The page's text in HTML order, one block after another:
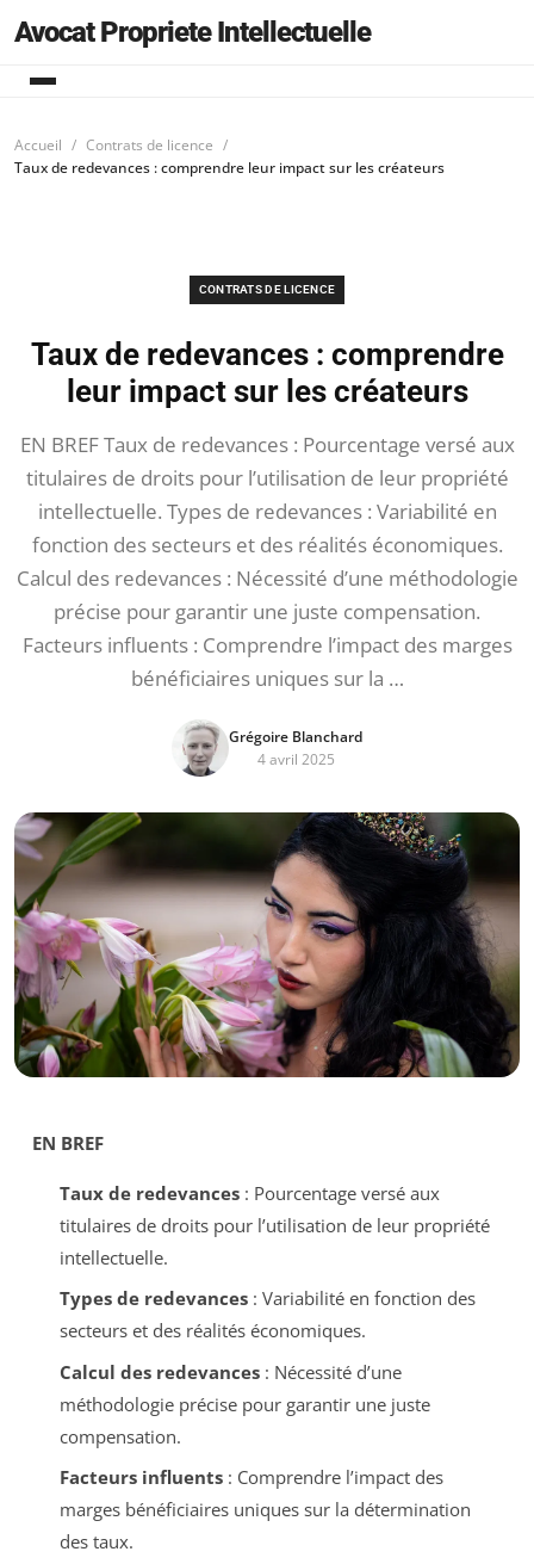
Avocat Propriete Intellectuelle
Accueil
Contrats de licence
Taux de redevances : comprendre leur impact sur les créateurs
CONTRATS DE LICENCE
Taux de redevances : comprendre
leur impact sur les créateurs
EN BREF Taux de redevances : Pourcentage versé aux
titulaires de droits pour l’utilisation de leur propriété
intellectuelle. Types de redevances : Variabilité en
fonction des secteurs et des réalités économiques.
Calcul des redevances : Nécessité d’une méthodologie
précise pour garantir une juste compensation.
Facteurs influents : Comprendre l’impact des marges
bénéficiaires uniques sur la …
Grégoire Blanchard
4 avril 2025
EN BREF
Taux de redevances: Pourcentage versé aux
titulaires de droits pour l’utilisation de leur propriété
intellectuelle.
Types de redevances: Variabilité en fonction des
secteurs et des réalités économiques.
Calcul des redevances: Nécessité d’une
méthodologie précise pour garantir une juste
compensation.
Facteurs influents: Comprendre l’impact des
marges bénéficiaires uniques sur la détermination
des taux.